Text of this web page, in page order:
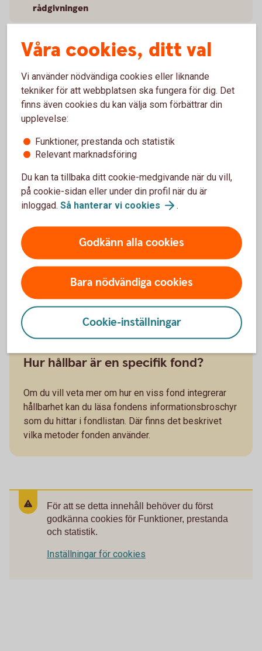
rådgivningen
Hantering av huvudsakliga negativa
konsekvenser för hållbarhetsfaktorer
Vad är hållbarhetsrisker?
Lär dig mer om hållbarhet i fonder
och investeringar
Mer om hållbarhet och investeringar
Hållbartsparande
Artikel: Vad är hållbart sparande och hur kan det
påverka?
Vad betyderESG?
Hur hållbar är en specifik fond?
Om du vill veta mer om hur en viss fond integrerar
hållbarhet kan du läsa fondens informationsbroschyr
som du hittar i fondlistan. Där finns det beskrivet
vilka metoder fonden använder.
För att se detta innehåll behöver du först
godkänna cookies för Funktioner, prestanda
och statistik.
Inställningar för cookies
Våra cookies, ditt val
Vi använder nödvändiga cookies eller liknande
tekniker för att webbplatsen ska fungera för dig. Det
finns även cookies du kan välja som förbättrar din
upplevelse:
Funktioner, prestanda och statistik
Relevant marknadsföring
Du kan ta tillbaka ditt cookie-medgivande när du vill,
på cookie-sidan eller under din profil när du är
inloggad. Så hanterar vi cookies .
Godkänn alla cookies
Bara nödvändiga cookies
Cookie-inställningar